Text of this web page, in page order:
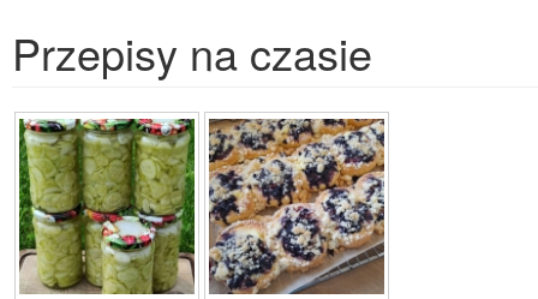
Przepisy na czasie